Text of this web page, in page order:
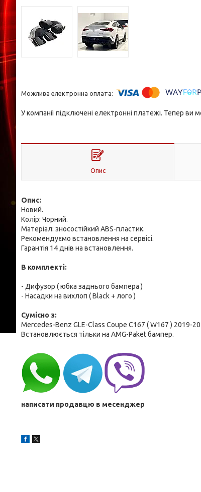
У компанії підключені електронні платежі. Тепер
Опис
Опис:
Новий.
Колір: Чорний.
Матеріал: зносостійкий ABS-пластик.
Рекомендуємо встановлення на сервісі.
Гарантія 14 днів на встановлення.
В комплекті:
- Дифузор ( юбка заднього бампера )
- Насадки на вихлоп ( Black + лого )
Cумісно з:
Mercedes-Benz GLE-Class Coupe C167 ( W167 ) 2019-
Встановлюється тільки на AMG-Paket бампер.
написати продавцю в месенджер